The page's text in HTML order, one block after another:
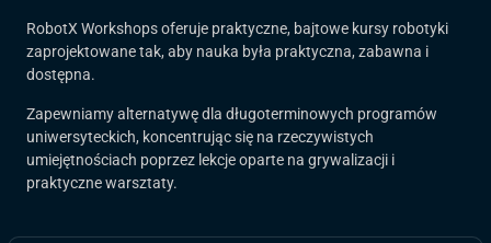
RobotX Workshops oferuje praktyczne, bajtowe kursy robotyki
zaprojektowane tak, aby nauka była praktyczna, zabawna i
dostępna.
Zapewniamy alternatywę dla długoterminowych programów
uniwersyteckich, koncentrując się na rzeczywistych
umiejętnościach poprzez lekcje oparte na grywalizacji i
praktyczne warsztaty.